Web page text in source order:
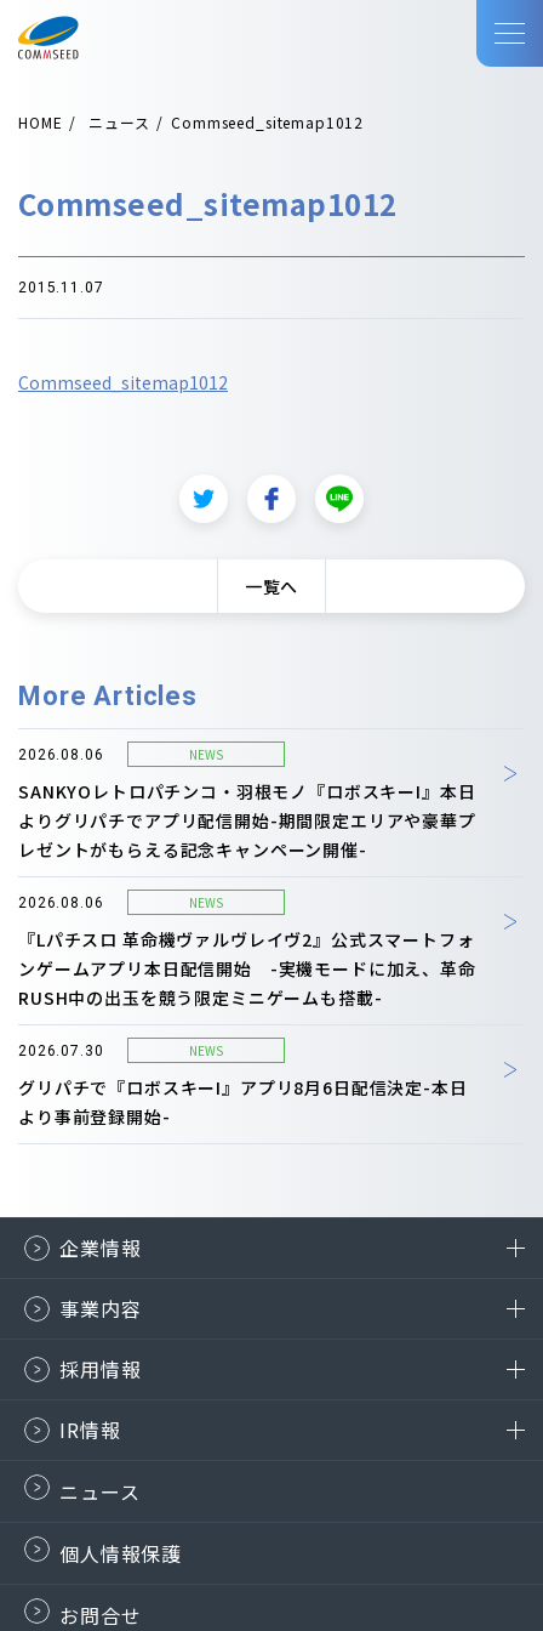
HOME ニュース Commseed_sitemap1012
Commseed_sitemap1012
2015.11.07
Commseed_sitemap1012
一覧へ
More Articles
2026.08.06 NEWS
SANKYOレトロパチンコ・羽根モノ『ロボスキーI』本日
よりグリパチでアプリ配信開始-期間限定エリアや豪華プ
レゼントがもらえる記念キャンペーン開催-
2026.08.06 NEWS
『Lパチスロ 革命機ヴァルヴレイヴ2』公式スマートフォ
ンゲームアプリ本日配信開始 -実機モードに加え、革命
RUSH中の出玉を競う限定ミニゲームも搭載-
2026.07.30 NEWS
グリパチで『ロボスキーI』アプリ8月6日配信決定-本日
より事前登録開始-
企業情報
事業内容
採用情報
IR情報
ニュース
個人情報保護
お問合せ